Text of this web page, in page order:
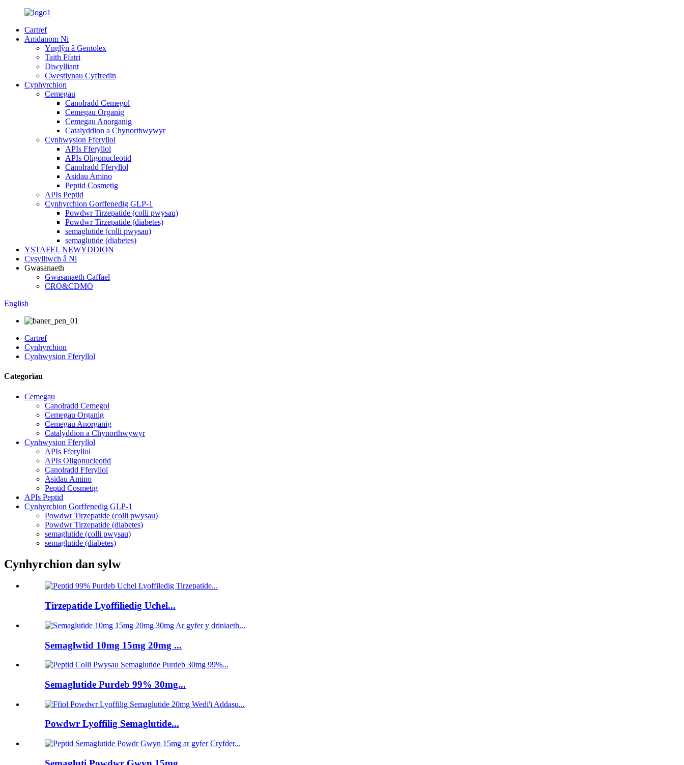
Cartref
Amdanom Ni
Ynglŷn â Gentolex
Taith Ffatri
Diwylliant
Cwestiynau Cyffredin
Cynhyrchion
Cemegau
Canolradd Cemegol
Cemegau Organig
Cemegau Anorganig
Catalyddion a Chynorthwywyr
Cynhwysion Fferyllol
APIs Fferyllol
APIs Oligonucleotid
Canolradd Fferyllol
Asidau Amino
Peptid Cosmetig
APIs Peptid
Cynhyrchion Gorffenedig GLP-1
Powdwr Tirzepatide (colli pwysau)
Powdwr Tirzepatide (diabetes)
semaglutide (colli pwysau)
semaglutide (diabetes)
YSTAFEL NEWYDDION
Cysylltwch â Ni
Gwasanaeth
Gwasanaeth Caffael
CRO&CDMO
English
Cartref
Cynhyrchion
Cynhwysion Fferyllol
Categorïau
Cemegau
Canolradd Cemegol
Cemegau Organig
Cemegau Anorganig
Catalyddion a Chynorthwywyr
Cynhwysion Fferyllol
APIs Fferyllol
APIs Oligonucleotid
Canolradd Fferyllol
Asidau Amino
Peptid Cosmetig
APIs Peptid
Cynhyrchion Gorffenedig GLP-1
Powdwr Tirzepatide (colli pwysau)
Powdwr Tirzepatide (diabetes)
semaglutide (colli pwysau)
semaglutide (diabetes)
Cynhyrchion dan sylw
Tirzepatide Lyoffiliedig Uchel...
Semaglwtid 10mg 15mg 20mg ...
Semaglutide Purdeb 99% 30mg...
Powdwr Lyoffilig Semaglutide...